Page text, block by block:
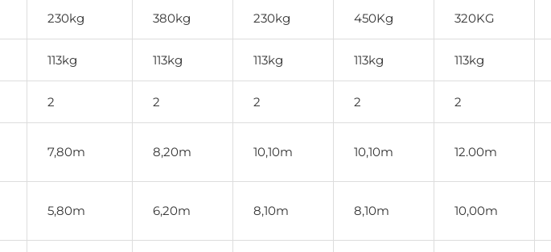
230kg 380kg 230kg 450Kg 320KG
113kg 113kg 113kg 113kg 113kg
2 2 2 2 2
7,80m 8,20m 10,10m 10,10m 12.00m
5,80m 6,20m 8,10m 8,10m 10,00m